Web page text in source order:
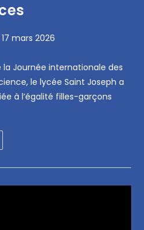
17 mars 2026
la Journée internationale des
le lycée Saint Joseph a
à l’égalité filles-garçons